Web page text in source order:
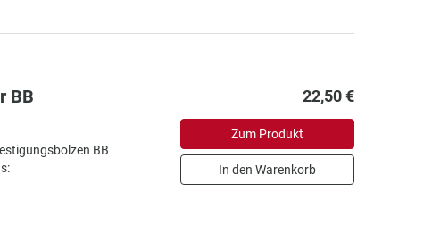
BB
BB
22,50 €
Zum Produkt
In den Warenkorb